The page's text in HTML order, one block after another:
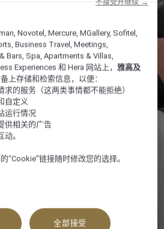
Novotel, Mercure, MGallery, Sofitel,
Business Travel, Meetings,
Bars, Spa, Apartments & Villas,
Experiences 和 Hera 网站上， 雅高及
上存储和检索信息，以便：
的服务（这两类事情都不能拒绝）
自定义
运行情况
供相关的广告
。
“Cookie”链接随时修改您的选择。
全部接受
不接受并继续 →